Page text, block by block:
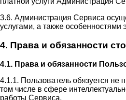
3.6. Администрация Сервиса
услугами, а также особенностями
4. Права и обязанности
4.1. Права и обязанности
4.1.1. Пользователь обязуется
том числе в сфере
работы Сервиса.